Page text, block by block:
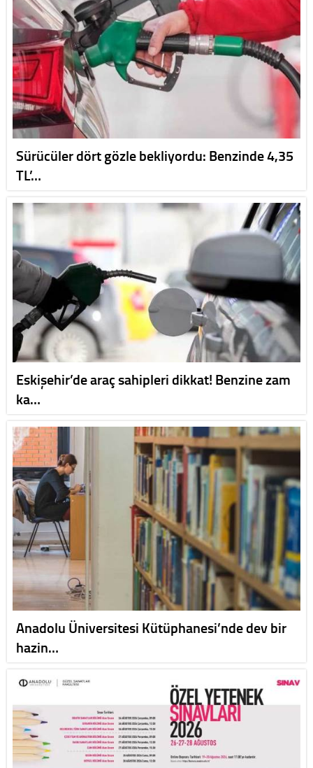
Sürücüler dört gözle bekliyordu: Benzinde 4,35
TL’…
Eskişehir’de araç sahipleri dikkat! Benzine zam
ka…
Anadolu Üniversitesi Kütüphanesi’nde dev bir
hazin…